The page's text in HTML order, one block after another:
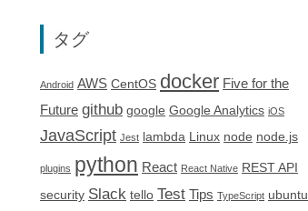
タグ
Android AWS CentOS docker Five for the
Future github google Google Analytics iOS
JavaScript Jest lambda Linux node node.js
plugins python React React Native REST API
security Slack tello Test Tips TypeScript ubuntu